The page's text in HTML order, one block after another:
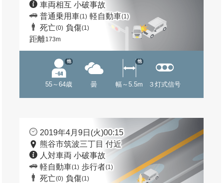
車両相互 小破事故
普通乗用車(1) 軽自動車(1)
死亡(0) 負傷(1)
距離173m
55～64歳
他
曇 幅～5.5m
他
３灯式信号
2019年4月9日(火)00:15
熊谷市筑波三丁目 付近
人対車両 小破事故
軽自動車(1) 歩行者(1)
死亡(0) 負傷(1)